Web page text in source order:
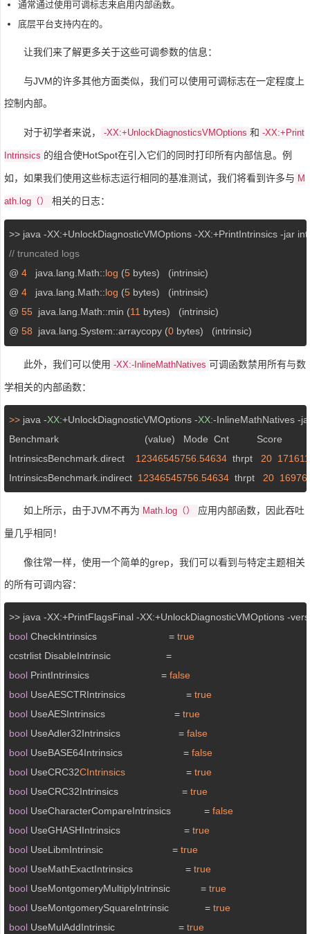
通常通过使用可调标志来启用内部函数。
底层平台支持内在的。
让我们来了解更多关于这些可调参数的信息：
与JVM的许多其他方面类似，我们可以使用可调标志在一定程度上
控制内部。
对于初学者来说， -XX:+UnlockDiagnosticsVMOptions 和 -XX:+Print
Intrinsics 的组合使HotSpot在引入它们的同时打印所有内部信息。例
如，如果我们使用这些标志运行相同的基准测试，我们将看到许多与 M
ath.log（） 相关的日志：
>> java -XX:+UnlockDiagnosticVMOptions -XX:+PrintIntrinsics -jar
// truncated logs
@ 4
   java.lang.Math::
log (5 bytes)   (intrinsic)
@ 4
   java.lang.Math::
log (5 bytes)   (intrinsic)
@ 55
  java.lang.Math::min (
11 bytes)   (intrinsic)
@ 58
  java.lang.System::arraycopy (
0 bytes)   (intrinsic)
此外，我们可以使用 -XX:-InlineMathNatives 可调函数禁用所有与数
学相关的内部函数：
>> java -XX:+UnlockDiagnosticVMOptions -XX:-InlineMathNatives -
Benchmark                               (value)   Mode  Cnt          Score
IntrinsicsBenchmark.direct 12346545756.54634
  thrpt
20
IntrinsicsBenchmark.indirect 12346545756.54634
  thrpt
20
如上所示，由于JVM不再为 Math.log（） 应用内部函数，因此吞吐
量几乎相同！
像往常一样，使用一个简单的grep，我们可以看到与特定主题相关
的所有可调内容：
bool CheckIntrinsics                          = true
bool PrintIntrinsics                          = false
bool UseAESCTRIntrinsics                      = true
bool UseAESIntrinsics                         = true
bool UseAdler32Intrinsics                     = false
bool UseBASE64Intrinsics                      = false
bool UseCRC32CIntrinsics
                      =
true
bool UseCRC32Intrinsics                       = true
bool UseCharacterCompareIntrinsics            = false
bool UseGHASHIntrinsics                       = true
bool UseLibmIntrinsic                         = true
bool UseMathExactIntrinsics                   = true
bool UseMontgomeryMultiplyIntrinsic           = true
bool UseMontgomerySquareIntrinsic             = true
bool UseMulAddIntrinsic                       = true